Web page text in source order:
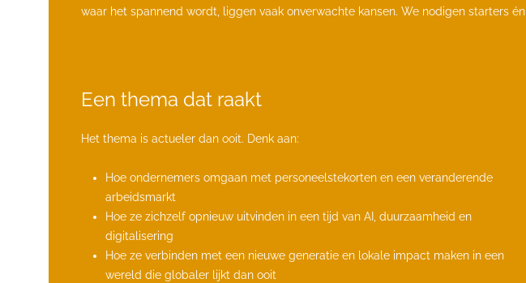
waar het spannend wordt, liggen vaak onverwachte kansen. We nodigen starters én
Een thema dat raakt
Het thema is actueler dan ooit. Denk aan:
Hoe ondernemers omgaan met personeelstekorten en een veranderende
arbeidsmarkt
Hoe ze zichzelf opnieuw uitvinden in een tijd van AI, duurzaamheid en
digitalisering
Hoe ze verbinden met een nieuwe generatie en lokale impact maken in een
wereld die globaler lijkt dan ooit